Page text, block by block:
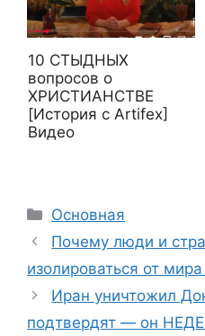
10 СТЫДНЫХ
вопросов о
ХРИСТИАНСТВЕ
[История с Artifex]
Видео
Рубрики
Основная
Почему люди и
изолироваться от
Иран уничтожил
подтвердят — он